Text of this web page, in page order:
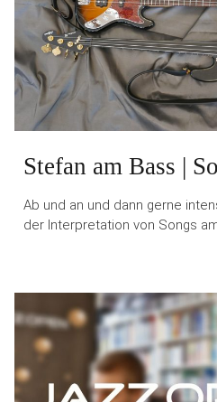
Stefan am Bass |
Ab und an und dann gerne
der Interpretation von Songs